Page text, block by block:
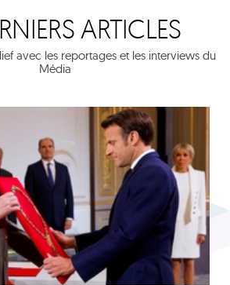
ARTICLES
avec les reportages et les interviews du
Média